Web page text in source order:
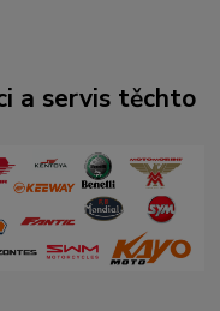
a servis těchto